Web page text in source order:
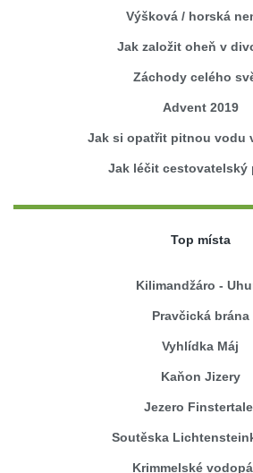
Výšková / horská
Jak založit oheň v
Záchody celého
Advent 2019
Jak si opatřit pitnou vodu
Jak léčit cestovatelský
Top místa
Kilimandžáro -
Pravčická brána
Vyhlídka Máj
Kaňon Jizery
Jezero
Soutěska
Krimmelské